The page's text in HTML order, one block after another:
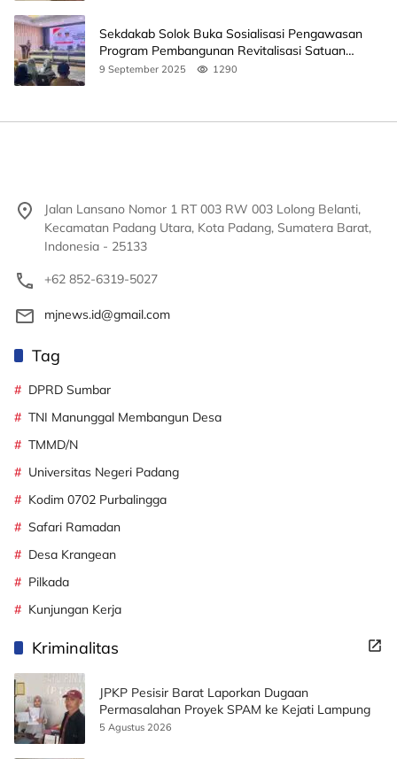
Sekdakab Solok Buka Sosialisasi Pengawasan
Program Pembangunan Revitalisasi Satuan
Pendidikan
9 September 2025 1290
Jalan Lansano Nomor 1 RT 003 RW 003 Lolong Belanti,
Kecamatan Padang Utara, Kota Padang, Sumatera Barat,
Indonesia - 25133
+62 852-6319-5027
mjnews.id@gmail.com
Tag
DPRD Sumbar
TNI Manunggal Membangun Desa
TMMD/N
Universitas Negeri Padang
Kodim 0702 Purbalingga
Safari Ramadan
Desa Krangean
Pilkada
Kunjungan Kerja
Kriminalitas
JPKP Pesisir Barat Laporkan Dugaan
Permasalahan Proyek SPAM ke Kejati Lampung
5 Agustus 2026